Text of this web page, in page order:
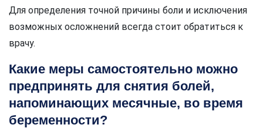
Для определения точной причины боли и исключения
возможных осложнений всегда стоит обратиться к
врачу.
Какие меры самостоятельно можно
предпринять для снятия болей,
напоминающих месячные, во время
беременности?